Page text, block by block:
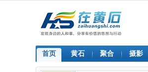
首页 黄石 聚合 摄影